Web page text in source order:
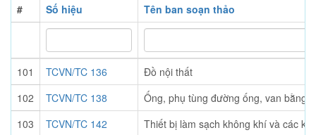
# Số hiệu Tên ban soạn thảo
101 TCVN/TC 136
Đồ nội thất
102
TCVN/TC 138
Ống, phụ tùng đường ống, van bằng
103
TCVN/TC 142
Thiết bị làm sạch không khí và các